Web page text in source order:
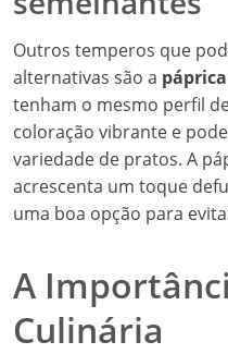
Outros temperos que
alternativas são a páprica
tenham o mesmo perfil
coloração vibrante e
variedade de pratos. A
acrescenta um toque
uma boa opção para
A
Culinária